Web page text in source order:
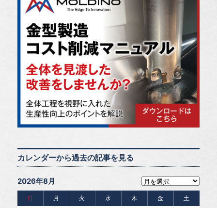
カレンダーから過去の記事を見る
2026年8月
日 月 火 水 木 金 土